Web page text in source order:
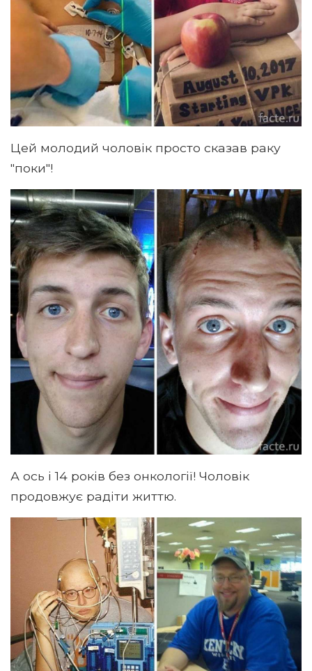
Цей молодий чоловік просто сказав раку
"поки"!
А ось і 14 років без онкології! Чоловік
продовжує радіти життю.